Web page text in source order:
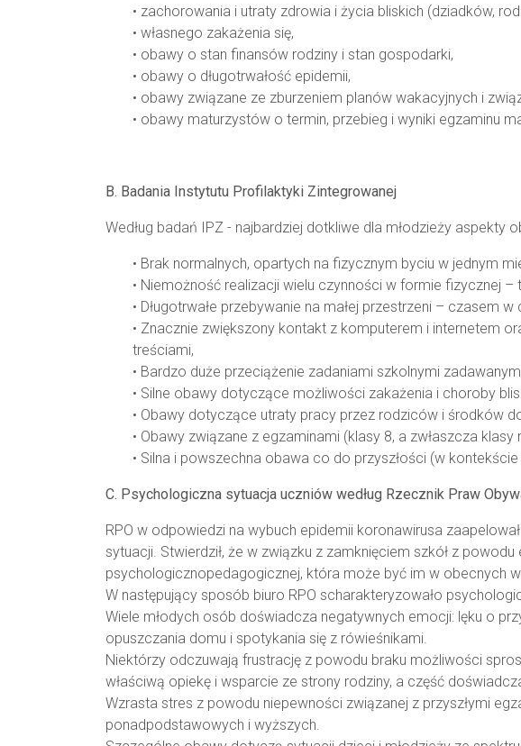
• zachorowania i utraty zdrowia i życia bliskich (dziadków,
• własnego zakażenia się,
• obawy o stan finansów rodziny i stan gospodarki,
• obawy o długotrwałość epidemii,
• obawy związane ze zburzeniem planów wakacyjnych i
• obawy maturzystów o termin, przebieg i wyniki egzaminu
B. Badania Instytutu Profilaktyki Zintegrowanej
Według badań IPZ - najbardziej dotkliwe dla młodzieży aspekty
• Brak normalnych, opartych na fizycznym byciu w jednym
• Niemożność realizacji wielu czynności w formie fizycznej
• Długotrwałe przebywanie na małej przestrzeni – czasem w
• Znacznie zwiększony kontakt z komputerem i internetem
treściami,
• Bardzo duże przeciążenie zadaniami szkolnymi
• Silne obawy dotyczące możliwości zakażenia i choroby
• Obawy dotyczące utraty pracy przez rodziców i środków
• Obawy związane z egzaminami (klasy 8, a zwłaszcza klasy
• Silna i powszechna obawa co do przyszłości (w
C. Psychologiczna sytuacja uczniów według Rzecznik Praw
RPO w odpowiedzi na wybuch epidemii koronawirusa
sytuacji. Stwierdził, że w związku z zamknięciem szkół z
psychologicznopedagogicznej, która może być im w obecnych
W następujący sposób biuro RPO scharakteryzowało
Wiele młodych osób doświadcza negatywnych emocji: lęku o
opuszczania domu i spotykania się z rówieśnikami.
Niektórzy odczuwają frustrację z powodu braku możliwości
właściwą opiekę i wsparcie ze strony rodziny, a część
Wzrasta stres z powodu niepewności związanej z przyszłymi
ponadpodstawowych i wyższych.